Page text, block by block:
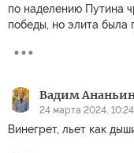
по наделению Путина
победы, но элита была
Вадим
24 марта 2024, 10:24
Винегрет, льет как